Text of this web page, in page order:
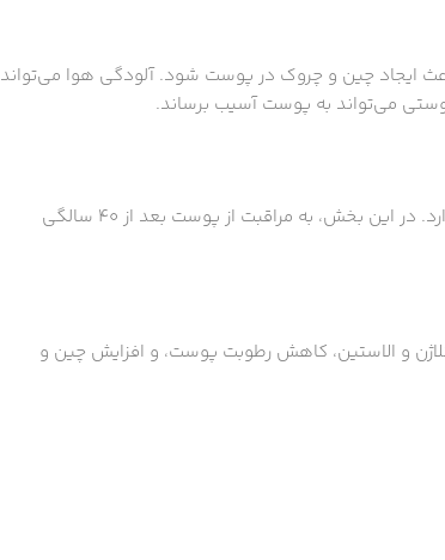
ایجاد چین و چروک در پوست شود. آلودگی هوا می‌تواند
می‌تواند به پوست آسیب برساند.
همانطور که پوست با گذراندن سن تغییراتی تجربه می‌کند، نیاز به مراقبت ویژه‌تری دارد. در این بخش، به مراقبت از پوست بعد از ۴۰ سالگی
و الاستین، کاهش رطوبت پوست، و افزایش چین و